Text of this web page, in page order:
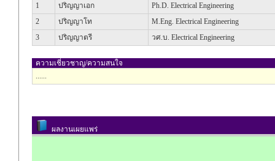
1
ปริญญาเอก
Ph.D. Electrical Engineering
2
ปริญญาโท
M.Eng. Electrical Engineering
3
ปริญญาตรี วศ.บ. Electrical Engineering
ความเชี่ยวชาญ/ความสนใจ
......
ผลงานเผยแพร่